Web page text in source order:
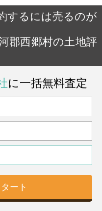
するには売るのが
郡西郷村の土地評
に一括無料査定